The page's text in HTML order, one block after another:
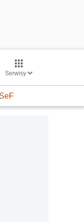
Serwisy